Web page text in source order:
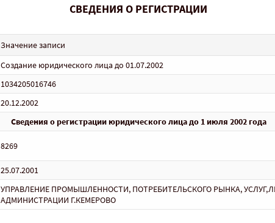
СВЕДЕНИЯ О РЕГИСТРАЦИИ
Значение записи
Создание юридического лица до 01.07.2002
1034205016746
20.12.2002
Сведения о регистрации юридического лица до 1 июля 2002 года
8269
25.07.2001
УПРАВЛЕНИЕ ПРОМЫШЛЕННОСТИ, ПОТРЕБИТЕЛЬСКОГО РЫНКА,
АДМИНИСТРАЦИИ Г.КЕМЕРОВО